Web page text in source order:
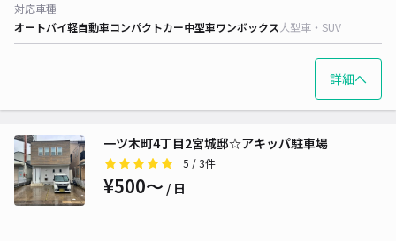
対応車種
オートバイ軽自動車コンパクトカー中型車ワンボックス大型車・SUV
詳細へ
一ツ木町4丁目2宮城邸☆アキッパ駐車場
5 / 3件
¥500〜 / 日